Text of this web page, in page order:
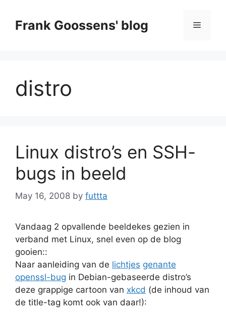
contentFrank Goossens' blog Menu
distro
Linux distro’s en SSH-
bugs in beeld
May 16, 2008 by futtta
Vandaag 2 opvallende beeldekes gezien in
verband met Linux, snel even op de blog
gooien::
Naar aanleiding van de lichtjes genante
openssl-bug in Debian-gebaseerde distro’s
deze grappige cartoon van xkcd (de inhoud van
de title-tag komt ook van daar!):